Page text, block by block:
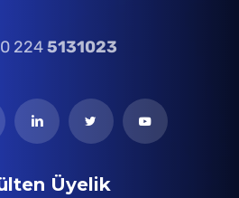
0 2245131023
Üyelik